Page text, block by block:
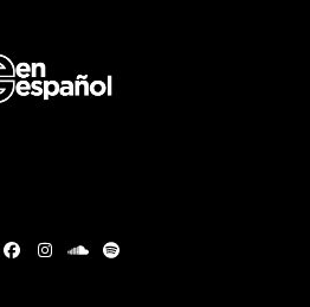
Facebook
Instagram
soundcloud
Spotify